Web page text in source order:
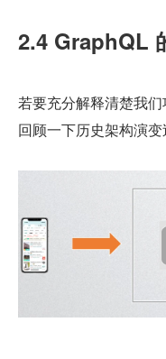
2.4 GraphQL
若要充分解释清楚我
回顾一下历史架构演变